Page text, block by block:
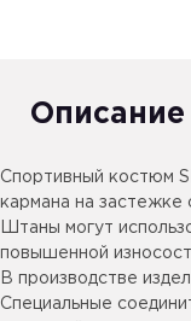
Описание
Спортивный костюм
кармана на застежке
Штаны могут
повышенной
В производстве
Специальные